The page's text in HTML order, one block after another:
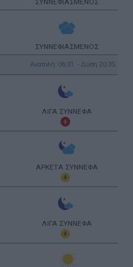
ΣΥΝΝΕΦΙΑΣΜΕΝΟΣ
ΣΥΝΝΕΦΙΑΣΜΕΝΟΣ
Ανατολή: 06:31 - Δύση 20:35
ΛΙΓΑ ΣΥΝΝΕΦΑ
ΑΡΚΕΤΑ ΣΥΝΝΕΦΑ
ΛΙΓΑ ΣΥΝΝΕΦΑ